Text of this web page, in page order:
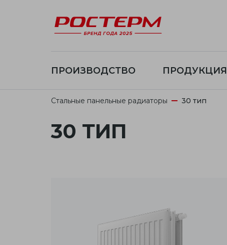
ПРОИЗВОДСТВО ПРОДУКЦИЯ
Стальные панельные радиаторы 30 тип
30 ТИП